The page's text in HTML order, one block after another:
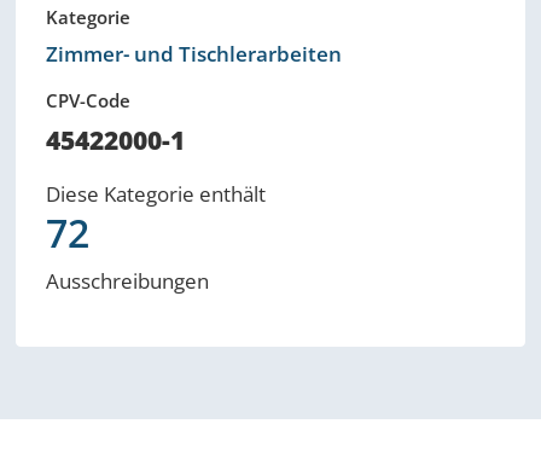
Kategorie
Zimmer- und Tischlerarbeiten
CPV-Code
45422000-1
Diese Kategorie enthält
72
Ausschreibungen